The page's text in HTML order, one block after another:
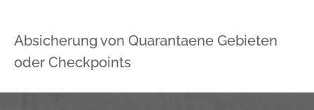
Absicherung von Quarantaene Gebieten
oder Checkpoints